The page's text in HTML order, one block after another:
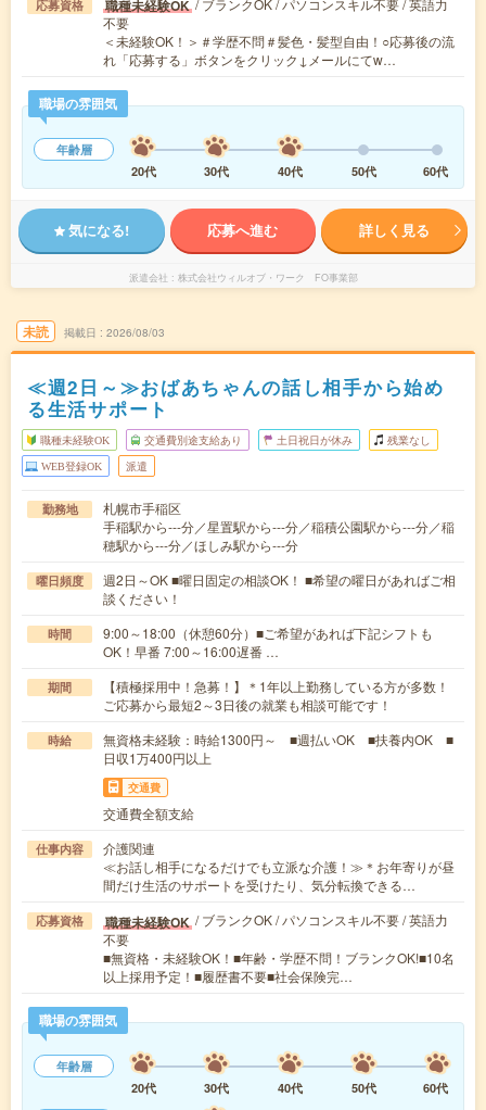
応募資格 職種未経験OK / ブランクOK / パソコンスキル不要 / 英語力
不要
＜未経験OK！＞＃学歴不問＃髪色・髪型自由！○応募後の流
れ「応募する」ボタンをクリック↓メールにてw…
職場の雰囲気
年齢層
20代
30代 40代 50代 60代
気になる! 応募へ進む 詳しく見る
派遣会社 株式会社ウィルオブ・ワーク FO事業部
未読 掲載日 2026/08/03
≪週2日～≫おばあちゃんの話し相手から始め
る生活サポート
職種未経験OK 交通費別途支給あり 土日祝日が休み 残業なし
WEB登録OK 派遣
勤務地
札幌市手稲区
手稲駅から---分／星置駅から---分／稲積公園駅から---分／稲
穂駅から---分／ほしみ駅から---分
曜日頻度
週2日～OK ■曜日固定の相談OK！ ■希望の曜日があればご相
談ください！
時間
9:00～18:00（休憩60分）■ご希望があれば下記シフトも
OK！早番 7:00～16:00遅番 …
期間
【積極採用中！急募！】＊1年以上勤務している方が多数！
ご応募から最短2～3日後の就業も相談可能です！
時給
無資格未経験：時給1300円～ ■週払いOK ■扶養内OK ■
日収1万400円以上
交通費
交通費全額支給
仕事内容
介護関連
≪お話し相手になるだけでも立派な介護！≫＊お年寄りが昼
間だけ生活のサポートを受けたり、気分転換できる…
応募資格 職種未経験OK / ブランクOK / パソコンスキル不要 / 英語力
不要
■無資格・未経験OK！■年齢・学歴不問！ブランクOK!■10名
以上採用予定！■履歴書不要■社会保険完…
職場の雰囲気
年齢層
20代
30代 40代 50代
60代